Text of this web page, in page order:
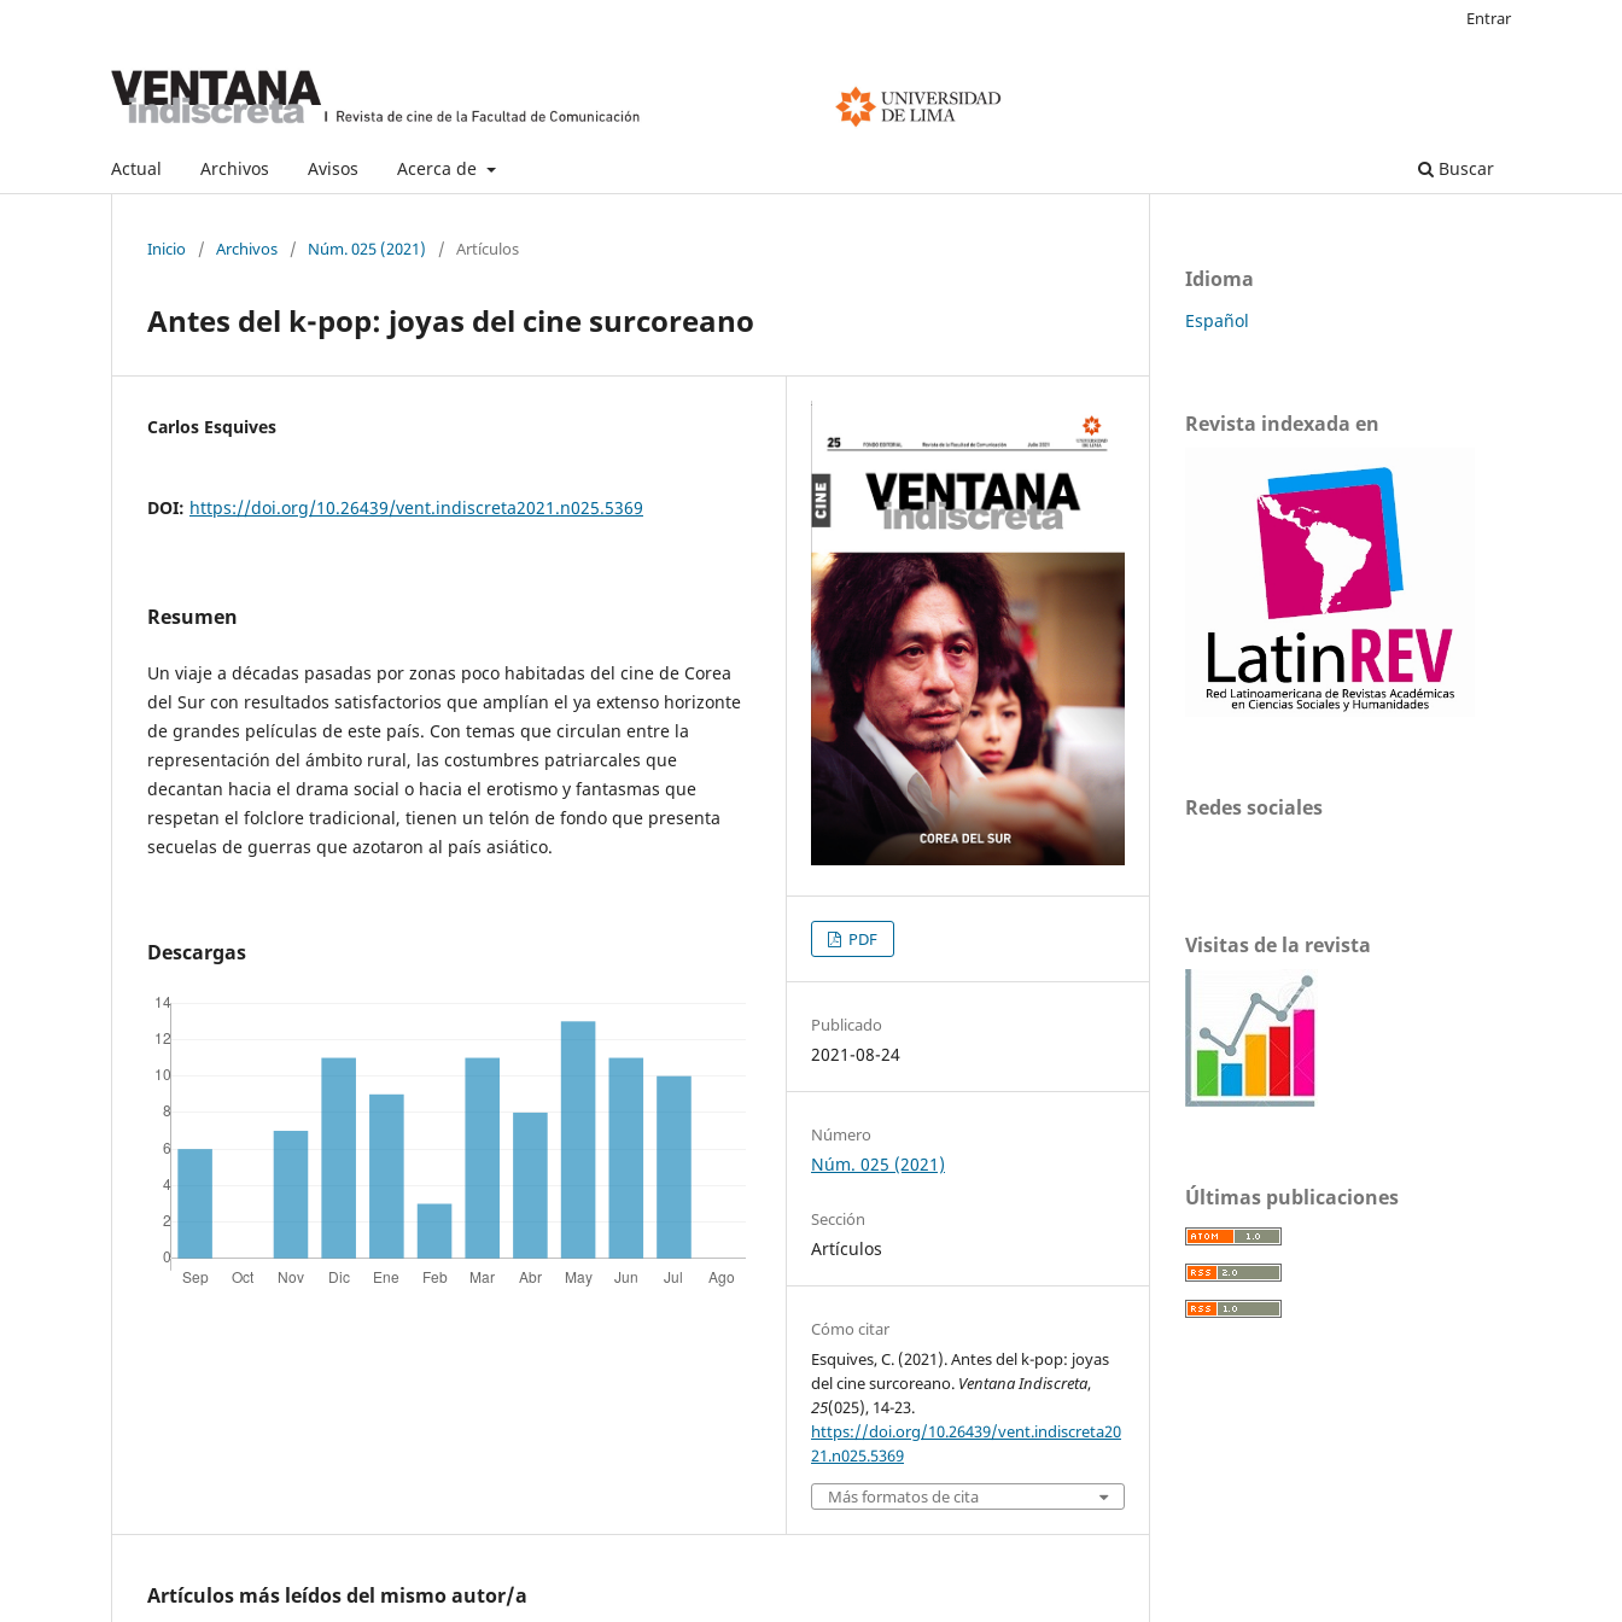
Actual Archivos Avisos Acerca de Buscar
Entrar
Inicio / Archivos / Núm. 025 (2021) / Artículos
Antes del k-pop: joyas del cine surcoreano
Carlos Esquives
DOI: https://doi.org/10.26439/vent.indiscreta2021.n025.5369
Resumen
Un viaje a décadas pasadas por zonas poco habitadas del cine de Corea
del Sur con resultados satisfactorios que amplían el ya extenso horizonte
de grandes películas de este país. Con temas que circulan entre la
representación del ámbito rural, las costumbres patriarcales que
decantan hacia el drama social o hacia el erotismo y fantasmas que
respetan el folclore tradicional, tienen un telón de fondo que presenta
secuelas de guerras que azotaron al país asiático.
Descargas PDF
Publicado
2021-08-24
Número
Núm. 025 (2021)
Sección
Artículos
Cómo citar
Esquives, C. (2021). Antes del k-pop: joyas
del cine surcoreano. Ventana Indiscreta,
25(025), 14-23.
https://doi.org/10.26439/vent.indiscreta20
21.n025.5369
Más formatos de cita
Artículos más leídos del mismo autor/a
Idioma
Español
Revista indexada en
Redes sociales
Visitas de la revista
Últimas publicaciones